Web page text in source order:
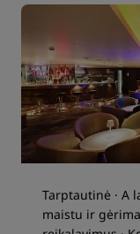
Tarptautinė · A
maistu ir